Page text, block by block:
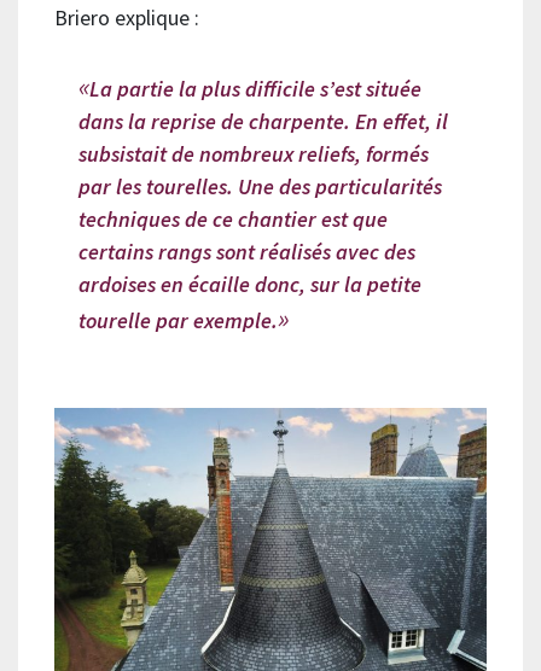
Briero explique :
La partie la plus difficile s’est située
dans la reprise de charpente. En effet, il
subsistait de nombreux reliefs, formés
par les tourelles. Une des particularités
techniques de ce chantier est que
certains rangs sont réalisés avec des
ardoises en écaille donc, sur la petite
tourelle par exemple.